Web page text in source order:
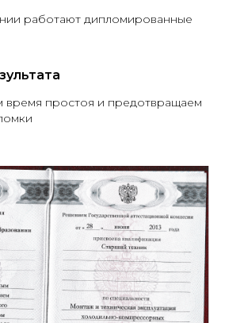
работают дипломированные
время простоя и предотвращаем